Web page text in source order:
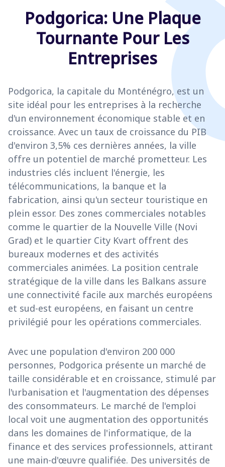
Podgorica: Une Plaque
Tournante Pour Les
Entreprises
Podgorica, la capitale du Monténégro, est un
site idéal pour les entreprises à la recherche
d'un environnement économique stable et en
croissance. Avec un taux de croissance du PIB
d'environ 3,5% ces dernières années, la ville
offre un potentiel de marché prometteur. Les
industries clés incluent l'énergie, les
télécommunications, la banque et la
fabrication, ainsi qu'un secteur touristique en
plein essor. Des zones commerciales notables
comme le quartier de la Nouvelle Ville (Novi
Grad) et le quartier City Kvart offrent des
bureaux modernes et des activités
commerciales animées. La position centrale
stratégique de la ville dans les Balkans assure
une connectivité facile aux marchés européens
et sud-est européens, en faisant un centre
privilégié pour les opérations commerciales.
Avec une population d'environ 200 000
personnes, Podgorica présente un marché de
taille considérable et en croissance, stimulé par
l'urbanisation et l'augmentation des dépenses
des consommateurs. Le marché de l'emploi
local voit une augmentation des opportunités
dans les domaines de l'informatique, de la
finance et des services professionnels, attirant
une main-d'œuvre qualifiée. Des universités de